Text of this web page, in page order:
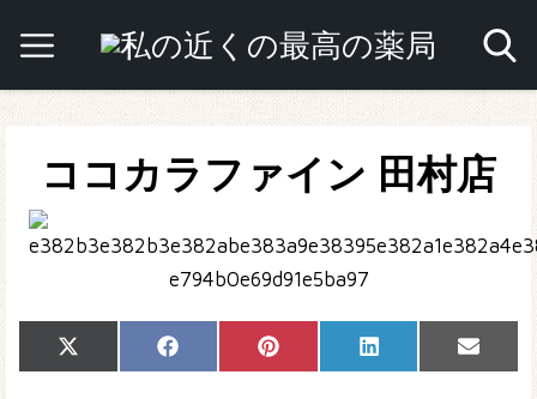
ココカラファイン 田村店
Share
on
X
(Twitter)
Share
on
Facebook Share
on
Pinterest Share
on
LinkedIn
Share
on
Email